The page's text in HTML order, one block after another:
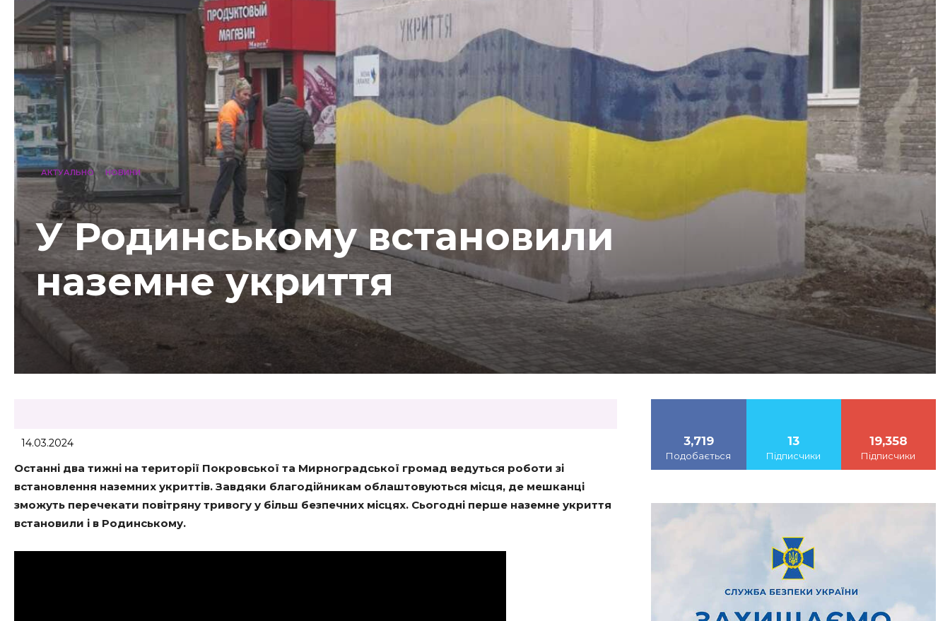
АКТУАЛЬНО НОВИНИ
У Родинському встановили
наземне укриття
14.03.2024
Останні два тижні на території Покровської та Мирноградської громад ведуться роботи зі
встановлення наземних укриттів. Завдяки благодійникам облаштовуються місця, де мешканці
зможуть перечекати повітряну тривогу у більш безпечних місцях. Сьогодні перше наземне укриття
встановили і в Родинському.
3,719
Подобається
13
Підписчики
19,358
Підписчики